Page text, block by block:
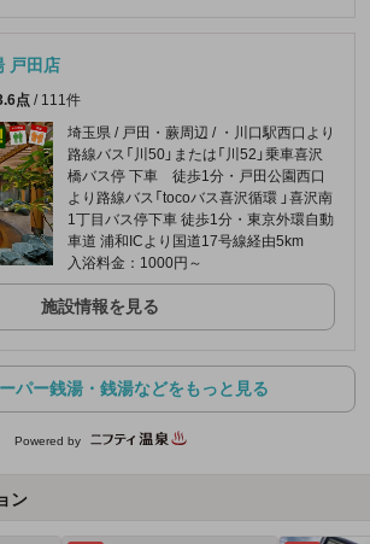
戸田店
点 / 111件
埼玉県 / 戸田・蕨周辺 / ・川口駅西口より
路線バス「川50」または「川52」乗車喜沢
橋バス停 下車 徒歩1分・戸田公園西口
より路線バス「tocoバス喜沢循環 」喜沢南
1丁目バス停下車 徒歩1分・東京外環自動
車道 浦和ICより国道17号線経由5km
入浴料金：1000円～
施設情報を見る
パー銭湯・銭湯などをもっと見る
Powered by
ン